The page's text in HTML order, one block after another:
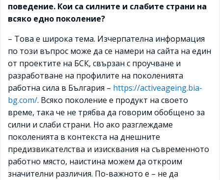
поведение. Кои са силните и слабите страни на
всяко едно поколение?
– Това е широка тема. Изчерпателна информация
по този въпрос може да се намери на сайта на един
от проектите на БСК, свързан с проучване и
разработване на профилите на поколенията
работна сила в България – https://activeageing.bia-
bg.com/. Всяко поколение е продукт на своето
време, така че не трябва да говорим обобщено за
силни и слаби страни. Но ако разглеждаме
поколенията в контекста на днешните
предизвикателства и изисквания на съвременното
работно място, наистина можем да откроим
значителни различия. По-важното е – не да